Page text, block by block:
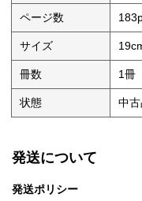
ページ数
サイズ
冊数 1冊
状態 中古
発送について
発送ポリシー